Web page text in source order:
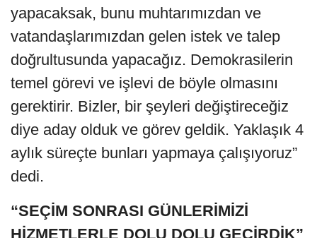
yapacaksak, bunu muhtarımızdan ve
vatandaşlarımızdan gelen istek ve talep
doğrultusunda yapacağız. Demokrasilerin
temel görevi ve işlevi de böyle olmasını
gerektirir. Bizler, bir şeyleri değiştireceğiz
diye aday olduk ve görev geldik. Yaklaşık 4
aylık süreçte bunları yapmaya çalışıyoruz”
dedi.
“SEÇİM SONRASI GÜNLERİMİZİ
HİZMETLERLE DOLU DOLU GEÇİRDİK”